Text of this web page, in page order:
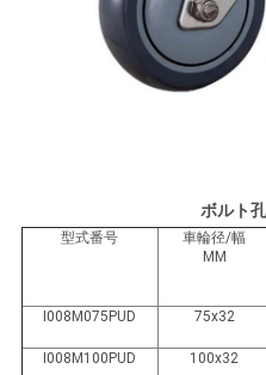
POLICY
ボルト
型式番号
車輪径/幅
MM
I008M075PUD 75x32
I008M100PUD 100x32